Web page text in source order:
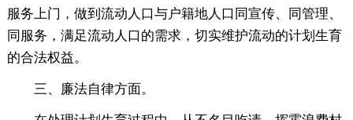
服务上门，做到流动人口与户籍地人口同宣传、同管理、
同服务，满足流动人口的需求，切实维护流动的计划生育
的合法权益。
三、廉法自律方面。